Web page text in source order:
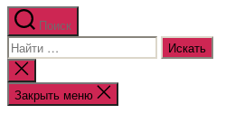
Поиск
Поиск:
Закрыть
поиск
Закрыть меню